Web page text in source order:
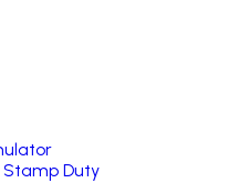
Stamp Duty